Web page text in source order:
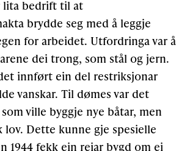
lita bedrift til at
brydde seg med å leggje
for arbeidet. Utfordringa var å
dei trong, som stål og jern.
innført ein del restriksjonar
vanskar. Til dømes var det
ville byggje nye båtar, men
lov. Dette kunne gje spesielle
1944 fekk ein reiar bygd om ei